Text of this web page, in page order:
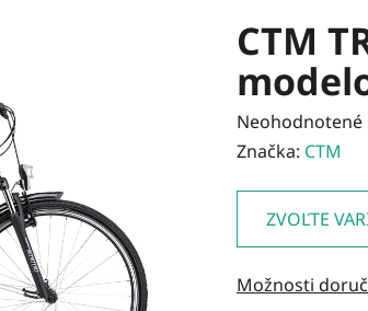
CTM
Priemerné
hodnotenie
5
Neohodnotené
Značka: CTM
ZVOĽTE
Možnosti